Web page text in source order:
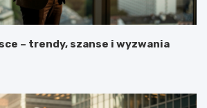
– trendy, szanse i wyzwania